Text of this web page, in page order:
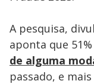
A pesquisa,
aponta que
de alguma
passado, e